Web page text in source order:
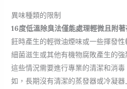
異味種類的限制
16度低溫除臭法僅能處理輕微且附
飪時產生的輕微油煙味或一些揮發性
細菌滋生或其他有機物腐敗產生的強
這些情況需要進行專業的清潔和消
如，長期沒有清潔的蒸發器或冷凝